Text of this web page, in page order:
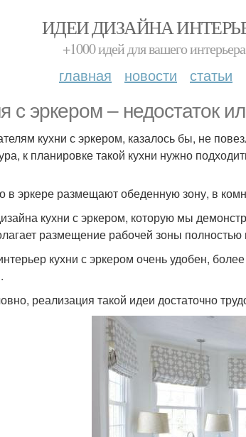
ИДЕИ ДИЗАЙНА
+1000 идей для вашего
главная новости статьи
с эркером – недостаток
кухни с эркером, казалось бы, не
к планировке такой кухни нужно
в эркере размещают обеденную зону, в
кухни с эркером, которую мы
размещение рабочей зоны
кухни с эркером очень удобен,
реализация такой идеи достаточно